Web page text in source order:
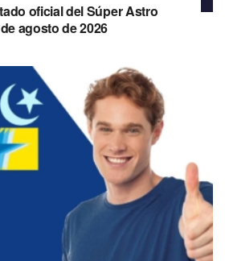
oficial del Súper Astro
agosto de 2026